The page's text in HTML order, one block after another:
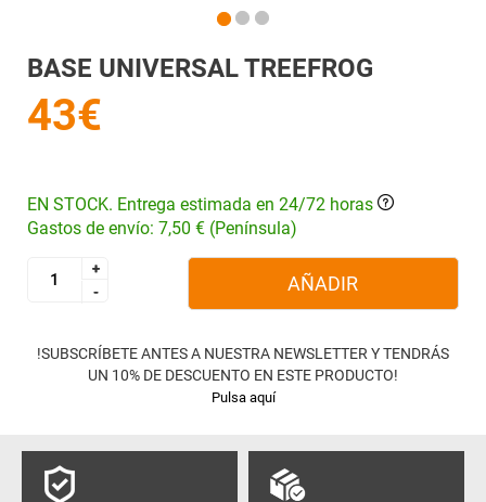
BASE UNIVERSAL TREEFROG
43€
EN STOCK. Entrega estimada en 24/72 horas
Gastos de envío: 7,50 € (Península)
+
-
+
-
AÑADIR
!SUBSCRÍBETE ANTES A NUESTRA NEWSLETTER Y TENDRÁS
UN 10% DE DESCUENTO EN ESTE PRODUCTO!
Pulsa aquí